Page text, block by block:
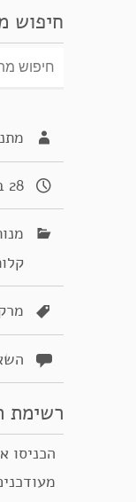
חיפוש
28 בינואר, 2024
רשימת
הכניסו